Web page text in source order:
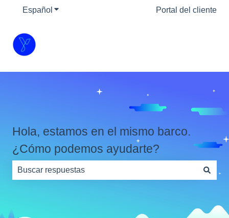
Español Traducciones de Mostrar submenú de
Portal del cliente
Hola, estamos en el mismo barco.
¿Cómo podemos ayudarte?